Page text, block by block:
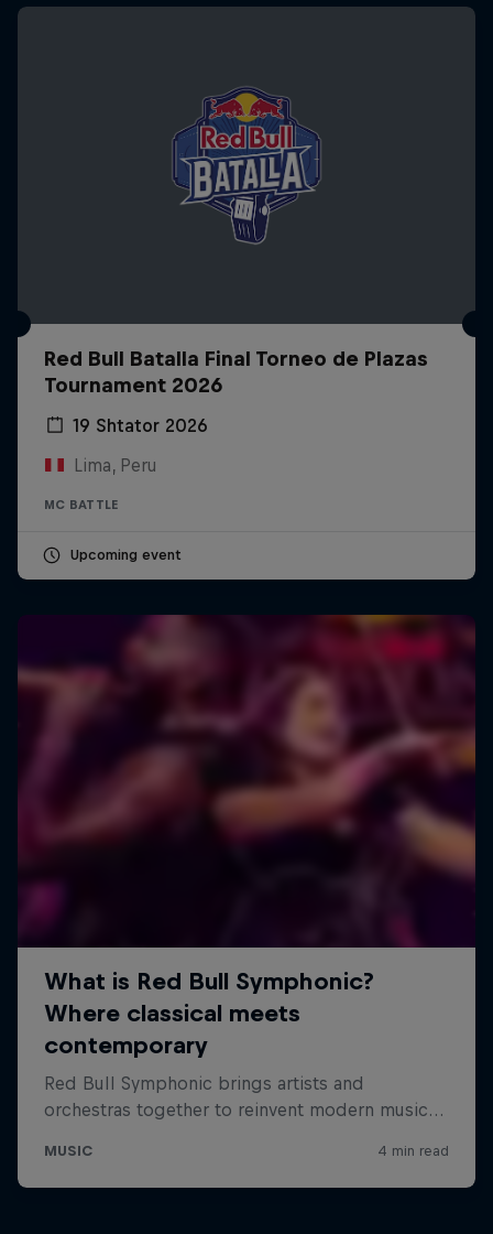
Red Bull Batalla Final Torneo de Plazas
Tournament 2026
19 Shtator 2026
Lima, Peru
MC BATTLE
Upcoming event